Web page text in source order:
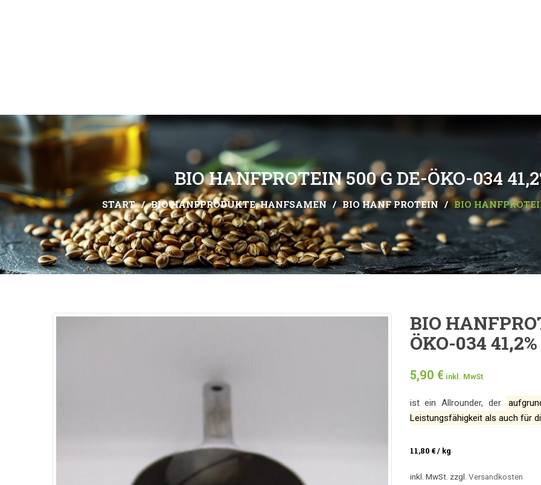
BIO HANFPROTEIN 500 G DE-ÖKO-034
START / BIO HANFPRODUKTE, HANFSAMEN / BIO HANF PROTEIN / BIO
BIO
ÖKO-034
5,90 € inkl. MwSt
ist ein Allrounder, der
Leistungsfähigkeit als auch für
11,80 €/ kg
inkl. MwSt. zzgl. Versandkosten